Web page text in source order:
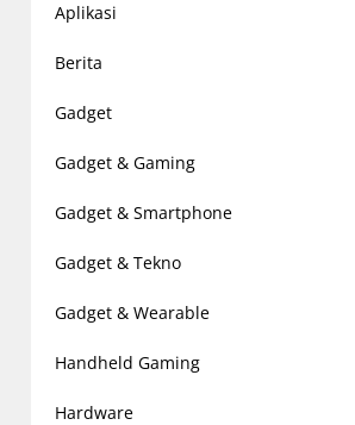
Aplikasi
Berita
Gadget
Gadget & Gaming
Gadget & Smartphone
Gadget & Tekno
Gadget & Wearable
Handheld Gaming
Hardware